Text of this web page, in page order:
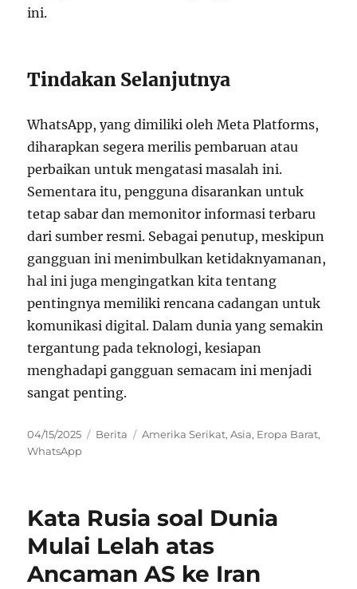
ini.
Tindakan Selanjutnya
WhatsApp, yang dimiliki oleh Meta Platforms,
diharapkan segera merilis pembaruan atau
perbaikan untuk mengatasi masalah ini.
Sementara itu, pengguna disarankan untuk
tetap sabar dan memonitor informasi terbaru
dari sumber resmi. Sebagai penutup, meskipun
gangguan ini menimbulkan ketidaknyamanan,
hal ini juga mengingatkan kita tentang
pentingnya memiliki rencana cadangan untuk
komunikasi digital. Dalam dunia yang semakin
tergantung pada teknologi, kesiapan
menghadapi gangguan semacam ini menjadi
sangat penting.
Posted
on
04/15/2025 Categories
Berita Tags
Amerika Serikat,Asia, Eropa Barat,
WhatsApp
Kata Rusia soal Dunia
Mulai Lelah atas
Ancaman AS ke Iran